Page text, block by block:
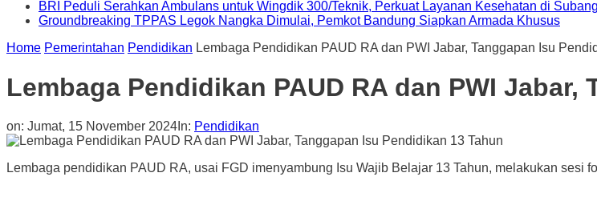
BRI Peduli Serahkan Ambulans untuk Wingdik 300/Teknik, Perkuat Layanan Kesehatan di Subang
Groundbreaking TPPAS Legok Nangka Dimulai, Pemkot Bandung Siapkan Armada Khusus
Home Pemerintahan Pendidikan Lembaga Pendidikan PAUD RA dan PWI Jabar, Tanggapan Isu
Lembaga Pendidikan PAUD RA dan PWI
on: Jumat, 15 November 2024 In: Pendidikan
Lembaga pendidikan PAUD RA, usai FGD imenyambung Isu Wajib Belajar 13 Tahun, melakukan sesi